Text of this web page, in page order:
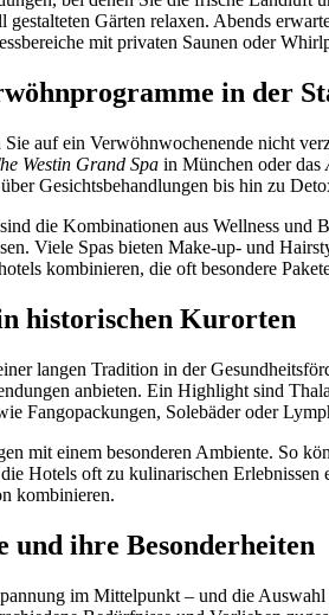
Gärten relaxen. Abends
mit privaten Saunen oder
in der
auf ein Verwöhnwochenende nicht
Westin Grand Spa in München oder das
Gesichtsbehandlungen bis hin zu
die Kombinationen aus Wellness
Viele Spas bieten Make-up- und
kombinieren, die oft besondere
historischen Kurorten
langen Tradition in der
anbieten. Ein Highlight sind
Fangopackungen, Solebäder oder
mit einem besonderen Ambiente. So
Hotels oft zu kulinarischen
kombinieren.
und ihre Besonderheiten
im Mittelpunkt – und die